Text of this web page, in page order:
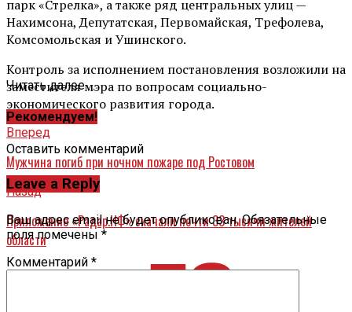
парк «Стрелка», а также ряд центральных улиц —
Нахимсона, Депутатская, Первомайская, Трефолева,
Комсомольская и Ушинского.
Контроль за исполнением постановления возложили на
заместителя мэра по вопросам социально-
экономического развития города.
Вперед
Мужчина погиб при ночном пожаре под Ростовом
Назад
Приложение «Радар.НФ» скачали почти 33 тысячи жителей
области
Читать далее ...
Рекомендуем!
Оставить комментарий
Leave a Reply
Ваш адрес email не будет опубликован. Обязательные
поля помечены *
Комментарий *